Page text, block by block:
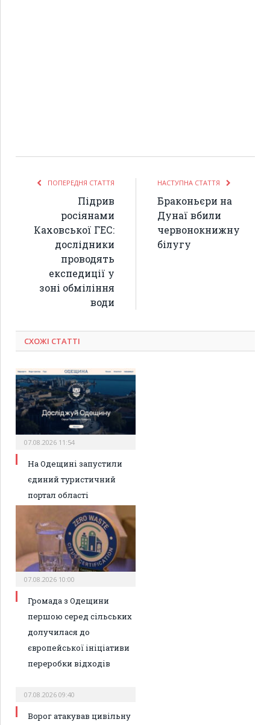
ПОПЕРЕДНЯ СТАТТЯ
Підрив
росіянами
Каховської ГЕС:
дослідники
проводять
експедиції у
зоні обміління
води
НАСТУПНА СТАТТЯ
Браконьєри на
Дунаї вбили
червонокнижну
білугу
СХОЖІ СТАТТІ
07.08.2026 11:54
На Одещині запустили
єдиний туристичний
портал області
07.08.2026 10:00
Громада з Одещини
першою серед сільських
долучилася до
європейської ініціативи
переробки відходів
07.08.2026 09:40
Ворог атакував цивільну